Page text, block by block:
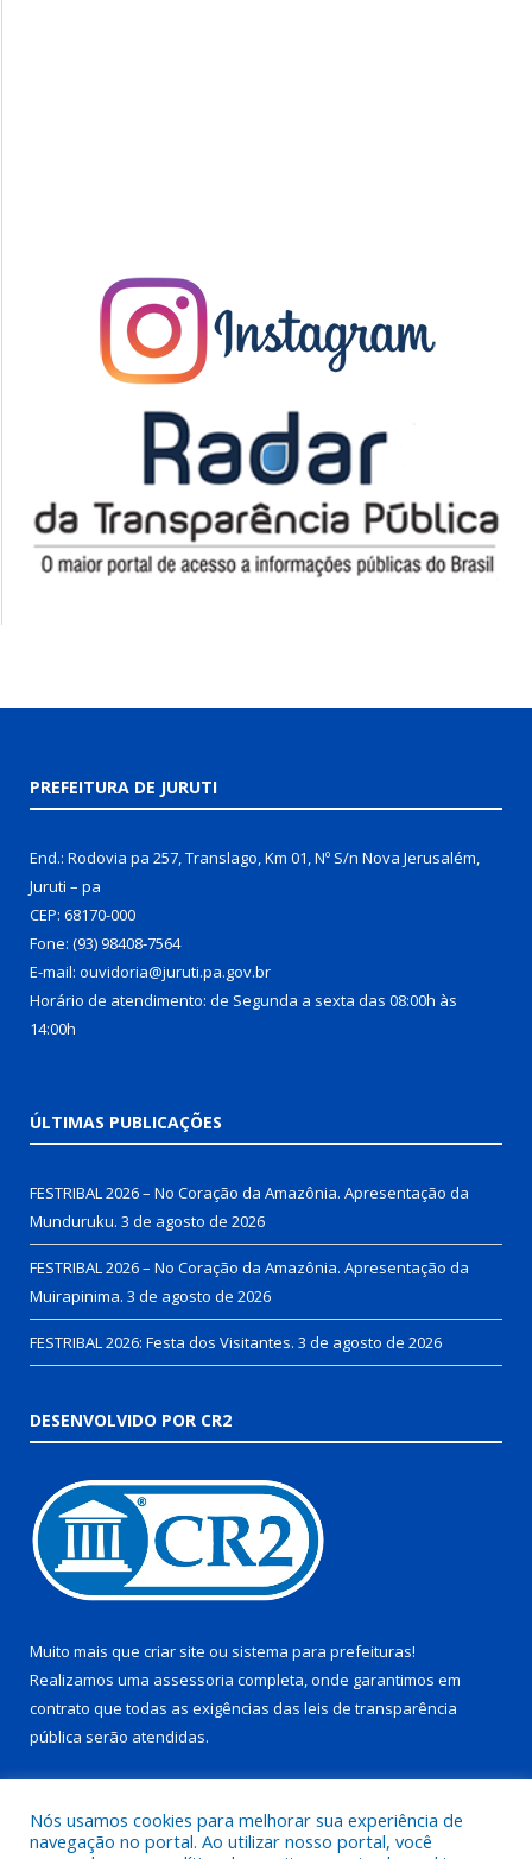
PREFEITURA DE JURUTI
End.: Rodovia pa 257, Translago, Km 01, Nº S/n Nova Jerusalém,
Juruti – pa
CEP: 68170-000
Fone: (93) 98408-7564
E-mail: ouvidoria@juruti.pa.gov.br
Horário de atendimento: de Segunda a sexta das 08:00h às
14:00h
ÚLTIMAS PUBLICAÇÕES
FESTRIBAL 2026 – No Coração da Amazônia. Apresentação da
Munduruku. 3 de agosto de 2026
FESTRIBAL 2026 – No Coração da Amazônia. Apresentação da
Muirapinima. 3 de agosto de 2026
FESTRIBAL 2026: Festa dos Visitantes. 3 de agosto de 2026
DESENVOLVIDO POR CR2
Muito mais que criar site ou sistema para prefeituras!
Realizamos uma assessoria completa, onde garantimos em
contrato que todas as exigências das leis de transparência
pública serão atendidas.
Nós usamos cookies para melhorar sua experiência de
navegação no portal. Ao utilizar nosso portal, você